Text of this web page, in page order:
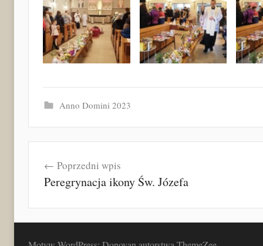
Anno Domini 2023
wpisuPoprzedni wpis
Peregrynacja ikony Św. Józefa